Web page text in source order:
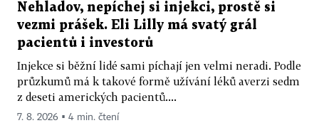
Nehladov, nepíchej si injekci, prostě si
vezmi prášek. Eli Lilly má svatý grál
pacientů i investorů
Injekce si běžní lidé sami píchají jen velmi neradi. Podle
průzkumů má k takové formě užívání léků averzi sedm
z deseti amerických pacientů....
7. 8. 2026 ▪ 4 min. čtení